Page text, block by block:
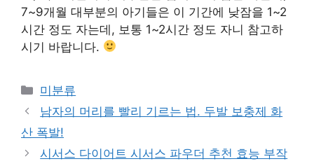
7~9개월 대부분의 아기들은 이 기간에 낮잠을 1~2
시간 정도 자는데, 보통 1~2시간 정도 자니 참고하
시기 바랍니다.
Categories
미분류
남자의 머리를 빨리 기르는 법. 두발 보충제 화
산 폭발!
시서스 다이어트 시서스 파우더 추천 효능 부작